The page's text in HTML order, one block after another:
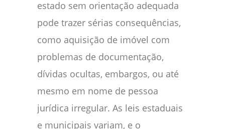
estado sem orientação adequada
pode trazer sérias consequências,
como aquisição de imóvel com
problemas de documentação,
dívidas ocultas, embargos, ou até
mesmo em nome de pessoa
jurídica irregular. As leis estaduais
e municipais variam, e o